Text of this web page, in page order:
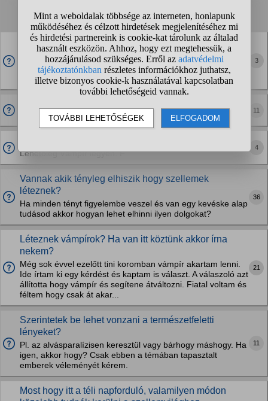
1 2 3 4 ... ❯ ❯❯
Nem akarok viccet csinálni az egészből, de
szerintetek, reszf*szú bagoly vs jeti, ki nyerne és
hogyan?
Simán 1v 1 felállásban, semmi eszköz.
3
Melyik természetfeletti lényben hiszel és miért? 11
Lehetőleg Vámpír legyen. F
4
Vannak akik tényleg elhiszik hogy szellemek
léteznek?
Ha minden tényt figyelembe veszel és van egy kevéske alap
tudásod akkor hogyan lehet elhinni ilyen dolgokat?
36
Léteznek vámpírok? Ha van itt köztünk akkor írna
nekem?
Még sok évvel ezelőtt tini koromban vámpír akartam lenni.
Ide írtam ki egy kérdést és kaptam is választ. A válaszoló azt
állította hogy vámpír és segítene átváltozni. Fiatal voltam és
féltem hogy csak át akar...
21
Szerintetek be lehet vonzani a természetfeletti
lényeket?
Pl. az alvásparalízisen keresztül vagy bárhogy máshogy. Ha
igen, akkor hogy? Csak ebben a témában tapasztalt
emberek véleményét kérem.
11
Most hogy itt a téli napforduló, valamilyen módon